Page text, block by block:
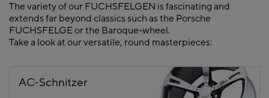
The variety of our FUCHSFELGEN is fascinating and
extends far beyond classics such as the Porsche
FUCHSFELGE or the Baroque-wheel.
Take a look at our versatile, round masterpieces:
AC-Schnitzer